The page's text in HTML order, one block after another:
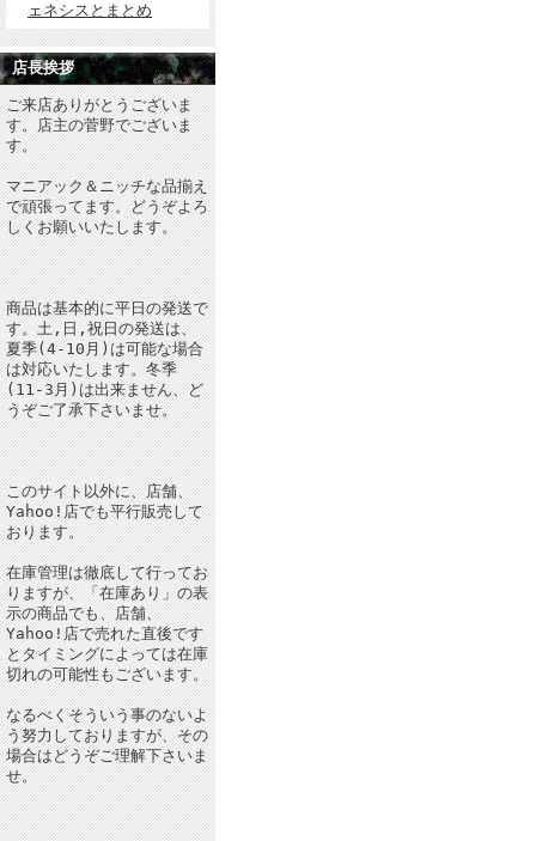
ェネシスとまとめ
店長挨拶
ご来店ありがとうございま
す。店主の菅野でございま
す。
マニアック＆ニッチな品揃え
で頑張ってます。どうぞよろ
しくお願いいたします。
商品は基本的に平日の発送で
す。土,日,祝日の発送は、
夏季(4-10月)は可能な場合
は対応いたします。冬季
(11-3月)は出来ません、ど
うぞご了承下さいませ。
このサイト以外に、店舗、
Yahoo!店でも平行販売して
おります。
在庫管理は徹底して行ってお
りますが、「在庫あり」の表
示の商品でも、店舗、
Yahoo!店で売れた直後です
とタイミングによっては在庫
切れの可能性もございます。
なるべくそういう事のないよ
う努力しておりますが、その
場合はどうぞご理解下さいま
せ。